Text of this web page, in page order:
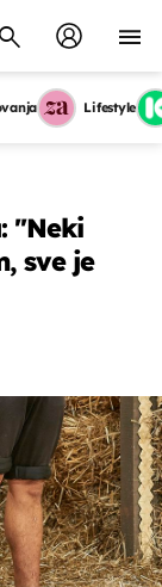
Lifestyle
''Neki
sve je